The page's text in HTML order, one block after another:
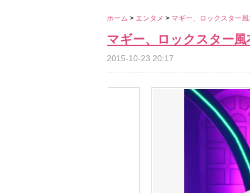
ホーム > エンタメ > マギー、ロックスター
マギー、ロックスター風
2015-10-23 20:17